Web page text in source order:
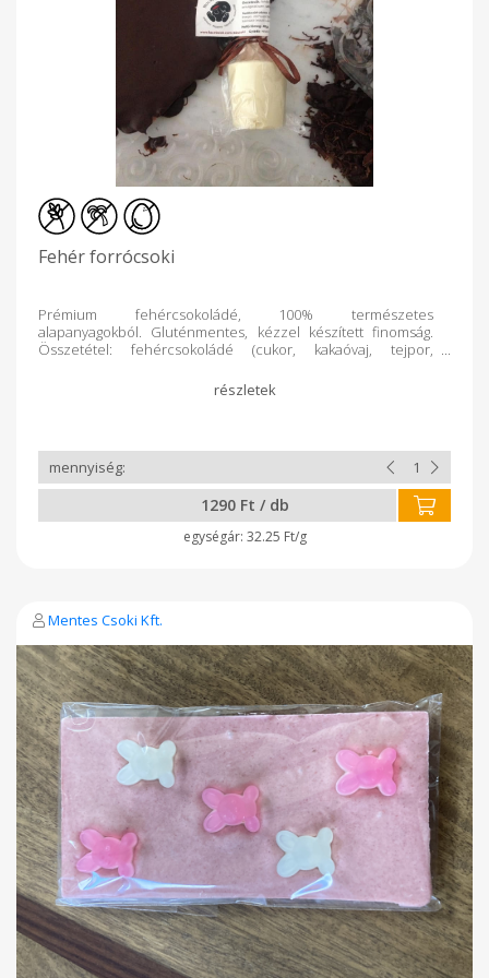
Fehér forrócsoki
Prémium fehércsokoládé, 100% természetes
alapanyagokból. Gluténmentes, kézzel készített finomság.
Összetétel: fehércsokoládé (cukor, kakaóvaj, tejpor,
Felhasználás: 2dl forró tejben elkeverni
1290 Ft / db
32.25 Ft/g
Mentes Csoki Kft.